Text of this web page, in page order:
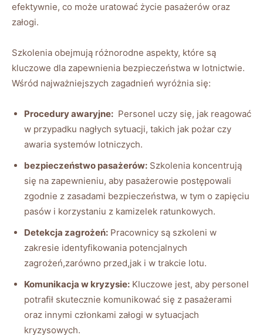
efektywnie, co może uratować życie pasażerów ‌oraz
załogi.
Szkolenia obejmują⁤ różnorodne aspekty,​ które są
kluczowe dla zapewnienia bezpieczeństwa w lotnictwie.
Wśród‍ najważniejszych ⁣zagadnień wyróżnia się:
Procedury awaryjne: ‍ Personel uczy się, jak reagować
w przypadku nagłych sytuacji, takich jak pożar czy
awaria systemów lotniczych.
bezpieczeństwo ‍pasażerów: Szkolenia koncentrują
się na zapewnieniu, aby pasażerowie postępowali
zgodnie z⁤ zasadami bezpieczeństwa,​ w ‌tym o zapięciu
pasów i korzystaniu ‍z ⁣kamizelek ratunkowych.
Detekcja zagrożeń: Pracownicy⁣ są ‍szkoleni w
zakresie identyfikowania potencjalnych
zagrożeń,zarówno‌ przed,jak i w trakcie lotu.
Komunikacja ‌w kryzysie: ⁣Kluczowe jest, aby personel
potrafił ‍skutecznie komunikować się z pasażerami
oraz innymi ⁣członkami ​załogi ​w sytuacjach
⁣kryzysowych.